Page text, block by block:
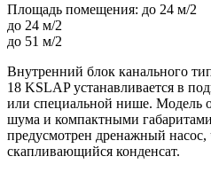
Площадь помещения: до 24 м/2
до 24 м/2
до 51 м/2
Внутренний блок канального
18 KSLAP устанавливается в
или специальной нише. Модель
шума и компактными
предусмотрен дренажный насос,
скапливающийся конденсат.